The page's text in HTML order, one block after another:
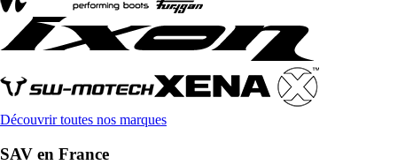
Découvrir toutes nos marques
SAV en France